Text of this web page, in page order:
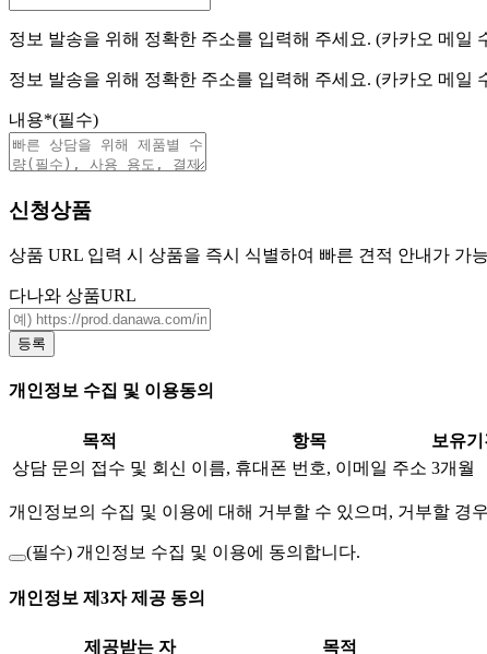
정보 발송을 위해 정확한 주소를 입력해 주세요. (카카오 메일
정보 발송을 위해 정확한 주소를 입력해 주세요. (카카오 메일
내용*(필수)
신청상품
상품 URL 입력 시 상품을 즉시 식별하여 빠른 견적 안내가 가
다나와 상품URL
등록
개인정보 수집 및 이용동의
목적 항목
보유
상담 문의 접수 및 회신 이름, 휴대폰 번호, 이메일 주소 3개월
개인정보의 수집 및 이용에 대해 거부할 수 있으며, 거부할 경
(필수) 개인정보 수집 및 이용에 동의합니다.
개인정보 제3자 제공 동의
제공받는 자 목적